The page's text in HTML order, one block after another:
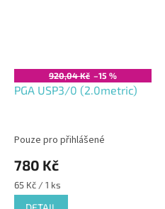
920,04 Kč –15 %
PGA USP3/0 (2.0metric)
Pouze pro přihlášené
780 Kč
Měrná
cena:
65 Kč / 1 ks